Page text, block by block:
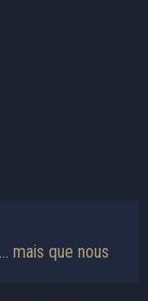
mais que nous